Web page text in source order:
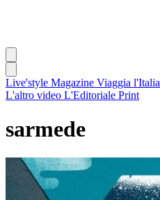
Live'style Magazine Viaggia l'Italia
L'altro video L'Editoriale Print
sarmede